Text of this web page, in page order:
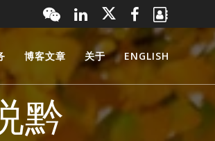
博客文章 关于 ENGLISH
黔